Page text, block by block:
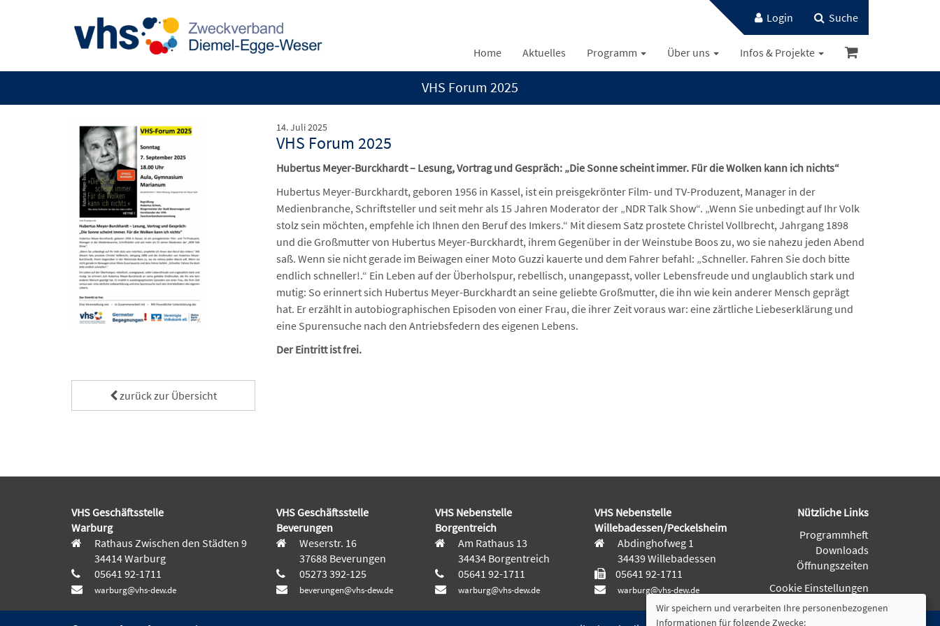
Login Suche
Home Aktuelles Programm Über uns Infos & Projekte
VHS Forum 2025
14. Juli 2025
VHS Forum 2025
Hubertus Meyer-Burckhardt – Lesung, Vortrag und Gespräch: „Die Sonne scheint immer. Für die Wolken kann ich nichts“
Hubertus Meyer-Burckhardt, geboren 1956 in Kassel, ist ein preisgekrönter Film- und TV-Produzent, Manager in der
Medienbranche, Schriftsteller und seit mehr als 15 Jahren Moderator der „NDR Talk Show“. „Wenn Sie unbedingt auf Ihr Volk
stolz sein möchten, empfehle ich Ihnen den Beruf des Imkers.“ Mit diesem Satz prostete Christel Vollbrecht, Jahrgang 1898
und die Großmutter von Hubertus Meyer-Burckhardt, ihrem Gegenüber in der Weinstube Boos zu, wo sie nahezu jeden Abend
saß. Wenn sie nicht gerade im Beiwagen einer Moto Guzzi kauerte und dem Fahrer befahl: „Schneller. Fahren Sie doch bitte
endlich schneller!.“ Ein Leben auf der Überholspur, rebellisch, unangepasst, voller Lebensfreude und unglaublich stark und
mutig: So erinnert sich Hubertus Meyer-Burckhardt an seine geliebte Großmutter, die ihn wie kein anderer Mensch geprägt
hat. Er erzählt in autobiographischen Episoden von einer Frau, die ihrer Zeit voraus war: eine zärtliche Liebeserklärung und
eine Spurensuche nach den Antriebsfedern des eigenen Lebens.
Der Eintritt ist frei.
zurück zur Übersicht
VHS Geschäftsstelle
Warburg
Rathaus Zwischen den Städten 9
34414 Warburg
05641 92-1711
warburg@vhs-dew.de
VHS Geschäftsstelle
Beverungen
Weserstr. 16
37688 Beverungen
05273 392-125
beverungen@vhs-dew.de
VHS Nebenstelle
Borgentreich
Am Rathaus 13
34434 Borgentreich
05641 92-1711
warburg@vhs-dew.de
VHS Nebenstelle
Willebadessen/Peckelsheim
Abdinghofweg 1
34439 Willebadessen
05641 92-1711
warburg@vhs-dew.de
Nützliche Links
Programmheft
Downloads
Öffnungszeiten
Cookie Einstellungen
Wir speichern und verarbeiten Ihre personenbezogenen
Informationen für folgende Zwecke: